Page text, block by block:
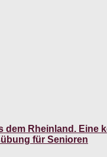
dem Rheinland. Eine
für Senioren